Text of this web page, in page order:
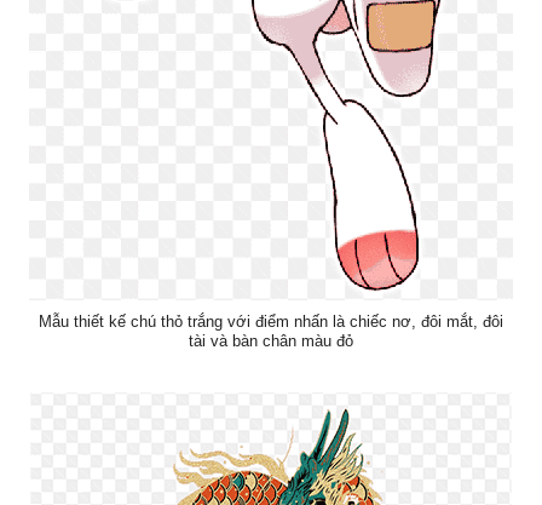
Mẫu thiết kế chú thỏ trắng với điểm nhấn là chiếc nơ, đôi mắt, đôi
tài và bàn chân màu đỏ